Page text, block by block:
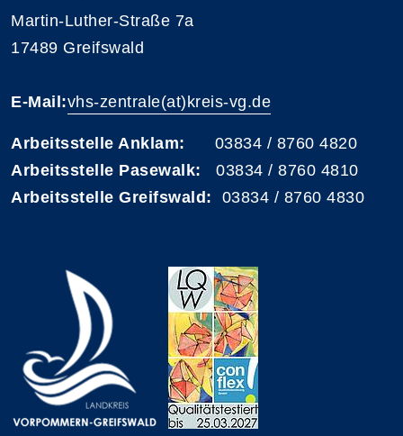
Martin-Luther-Straße 7a
17489 Greifswald
E-Mail:vhs-zentrale(at)kreis-vg.de
Arbeitsstelle Anklam: 03834 / 8760 4820
Arbeitsstelle Pasewalk: 03834 / 8760 4810
Arbeitsstelle Greifswald: 03834 / 8760 4830